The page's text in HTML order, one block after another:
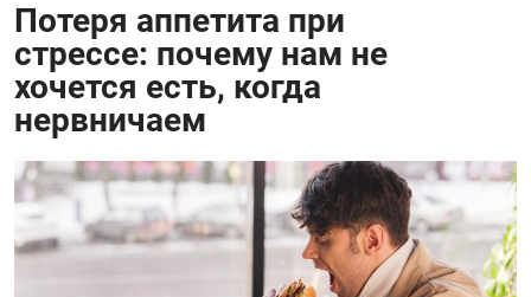
Потеря аппетита при
стрессе: почему нам не
хочется есть, когда
нервничаем